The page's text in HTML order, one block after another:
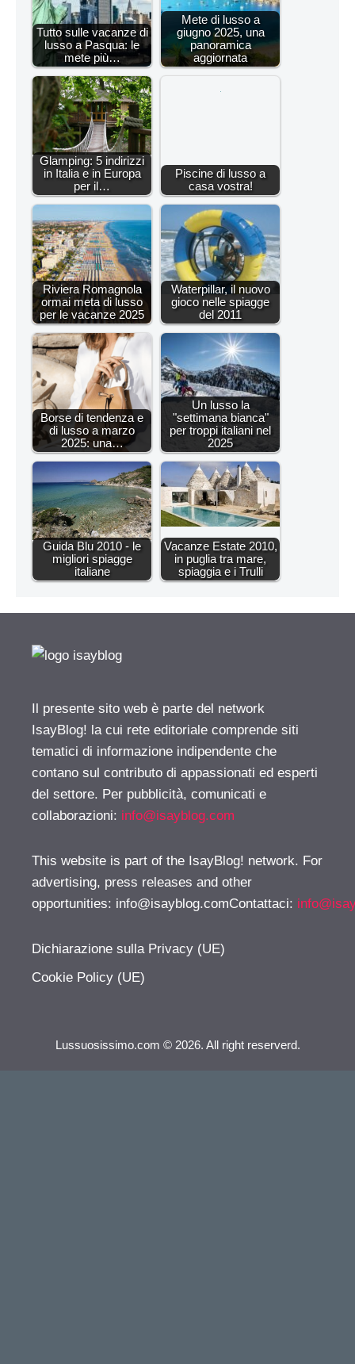
Tutto sulle vacanze di
lusso a Pasqua: le
mete più…
Mete di lusso a
giugno 2025, una
panoramica
aggiornata
Glamping: 5 indirizzi
in Italia e in Europa
per il…
Piscine di lusso a
casa vostra!
Riviera Romagnola
ormai meta di lusso
per le vacanze 2025
Waterpillar, il nuovo
gioco nelle spiagge
del 2011
Borse di tendenza e
di lusso a marzo
2025: una…
Un lusso la
"settimana bianca"
per troppi italiani nel
2025
Guida Blu 2010 - le
migliori spiagge
italiane
Vacanze Estate 2010,
in puglia tra mare,
spiaggia e i Trulli
Il presente sito web è parte del network
IsayBlog! la cui rete editoriale comprende siti
tematici di informazione indipendente che
contano sul contributo di appassionati ed esperti
del settore. Per pubblicità, comunicati e
collaborazioni: info@isayblog.com
This website is part of the IsayBlog! network. For
advertising, press releases and other
opportunities: info@isayblog.comContattaci:
Dichiarazione sulla Privacy (UE)
Cookie Policy (UE)
Lussuosissimo.com © 2026. All right reserverd.